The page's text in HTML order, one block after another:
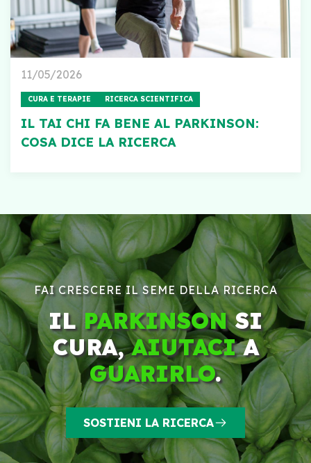
11/05/2026
CURA E TERAPIE RICERCA SCIENTIFICA
IL TAI CHI FA BENE AL PARKINSON:
COSA DICE LA RICERCA
FAI CRESCERE IL SEME DELLA RICERCA
ILPARKINSONSI
CURA,AIUTACIA
GUARIRLO.
SOSTIENI LA RICERCA